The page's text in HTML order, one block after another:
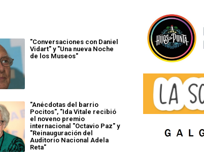
"Conversaciones con Daniel
Vidart" y "Una nueva Noche
de los Museos"
"Anécdotas del barrio
Pocitos", "Ida Vitale recibió
el noveno premio
internacional "Octavio Paz" y
"Reinauguración del
Auditorio Nacional Adela
Reta"